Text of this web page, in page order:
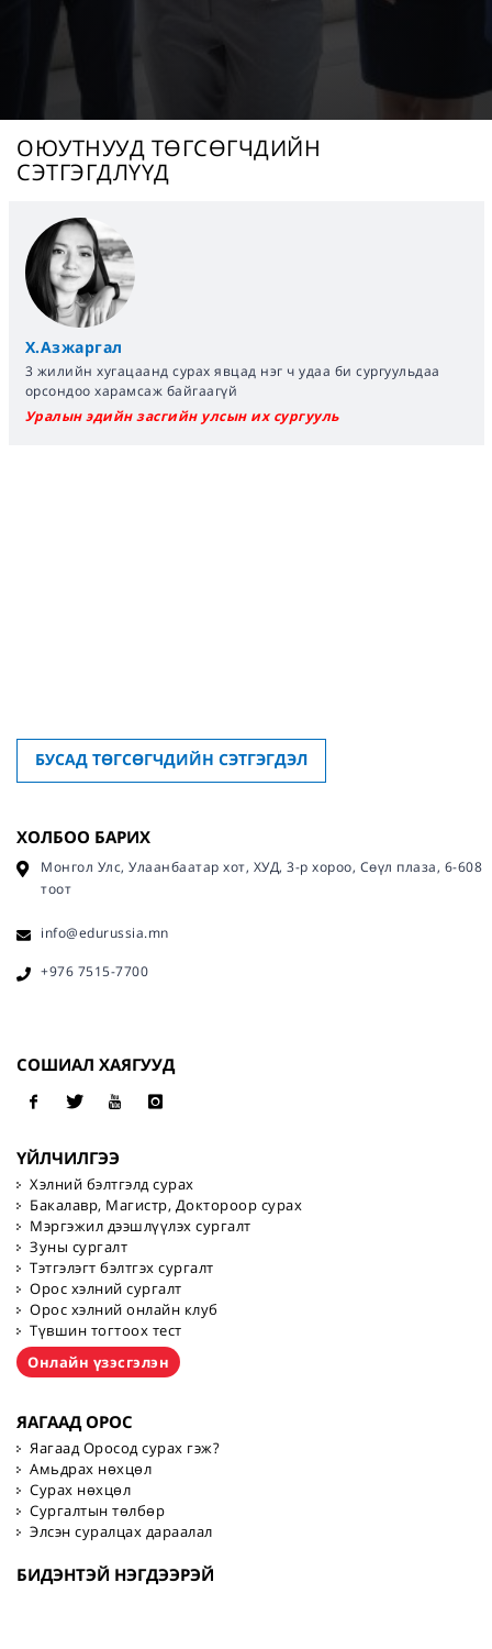
ОЮУТНУУД ТӨГСӨГЧДИЙН
СЭТГЭГДЛҮҮД
Х.Азжаргал
3 жилийн хугацаанд сурах явцад нэг ч удаа би сургуульдаа
орсондоо харамсаж байгаагүй
Уралын эдийн засгийн улсын их сургууль
БУСАД ТӨГСӨГЧДИЙН СЭТГЭГДЭЛ
ХОЛБОО БАРИХ
Монгол Улс, Улаанбаатар хот, ХУД, 3-р хороо, Сөүл плаза, 6-608
тоот
info@edurussia.mn
+976 7515-7700
СОШИАЛ ХАЯГУУД
ҮЙЛЧИЛГЭЭ
Хэлний бэлтгэлд сурах
Бакалавр, Магистр, Доктороор сурах
Мэргэжил дээшлүүлэх сургалт
Зуны сургалт
Тэтгэлэгт бэлтгэх сургалт
Орос хэлний сургалт
Орос хэлний онлайн клуб
Түвшин тогтоох тест
Онлайн үзэсгэлэн
ЯАГААД ОРОС
Яагаад Оросод сурах гэж?
Амьдрах нөхцөл
Сурах нөхцөл
Сургалтын төлбөр
Элсэн суралцах дараалал
БИДЭНТЭЙ НЭГДЭЭРЭЙ